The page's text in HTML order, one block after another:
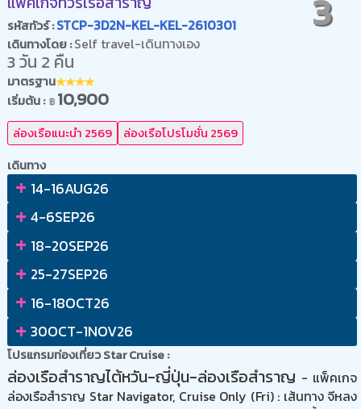
รหัสทัวร์ :STCP-3D2N-KEL-KEL-2610301 3
เดินทางโดย :Self travel-เดินทางเอง
3 วัน 2 คืน
มาตรฐาน
เริ่มต้น : ฿ 10,900
ล่องเรือแนะนำ 2569
ล่องเรือโปรโมชั่น 2569
เดินทาง
+ 14-16AUG26
+ 4-6SEP26
+ 18-20SEP26
+ 25-27SEP26
+ 16-18OCT26
+ 30OCT-1NOV26
โปรแกรมท่องเที่ยว Star Cruise :
ล่องเรือสำราญไต้หวัน-ญี่ปุ่น-ล่องเรือสำราญ - แพ็คเกจ
ล่องเรือสำราญ Star Navigator, Cruise Only (Fri) : เส้นทาง จีหลง